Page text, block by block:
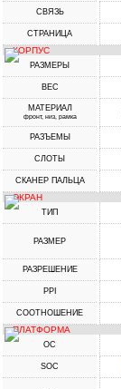
СВЯЗЬ
СТРАНИЦА
КОРПУС
РАЗМЕРЫ
ВЕС
МАТЕРИАЛ
фронт, низ, рамка
РАЗЪЕМЫ
СЛОТЫ
СКАНЕР ПАЛЬЦА
ЭКРАН
ТИП
РАЗМЕР
РАЗРЕШЕНИЕ
PPI
СООТНОШЕНИЕ
ПЛАТФОРМА
ОС
SOC